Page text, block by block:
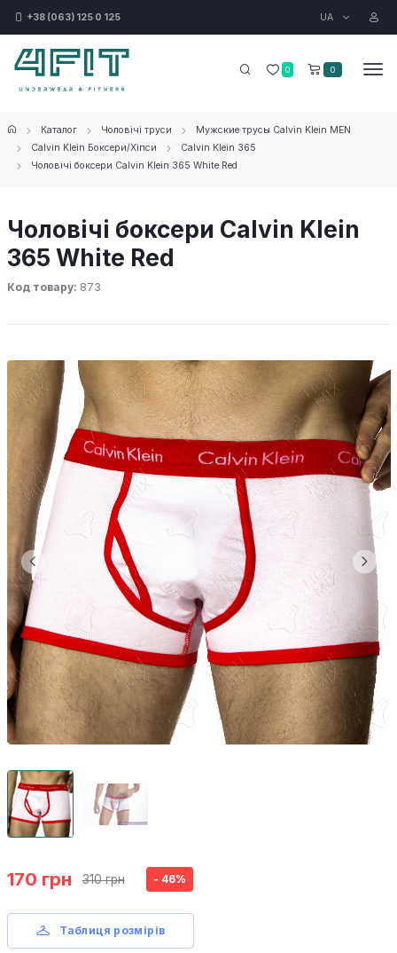
+38 (063) 125 0 125 UA
0 0
Каталог Чоловічі труси
Мужские трусы Calvin Klein MEN
Calvin Klein Боксери/Хіпси
Calvin Klein 365
Чоловічі боксери Calvin Klein 365 White Red
Чоловічі боксери Calvin Klein
365 White Red
Код товару: 873
170 грн 310 грн - 46%
Таблиця розмірів